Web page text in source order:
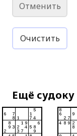
Отменить
Очистить
Ещё судоку